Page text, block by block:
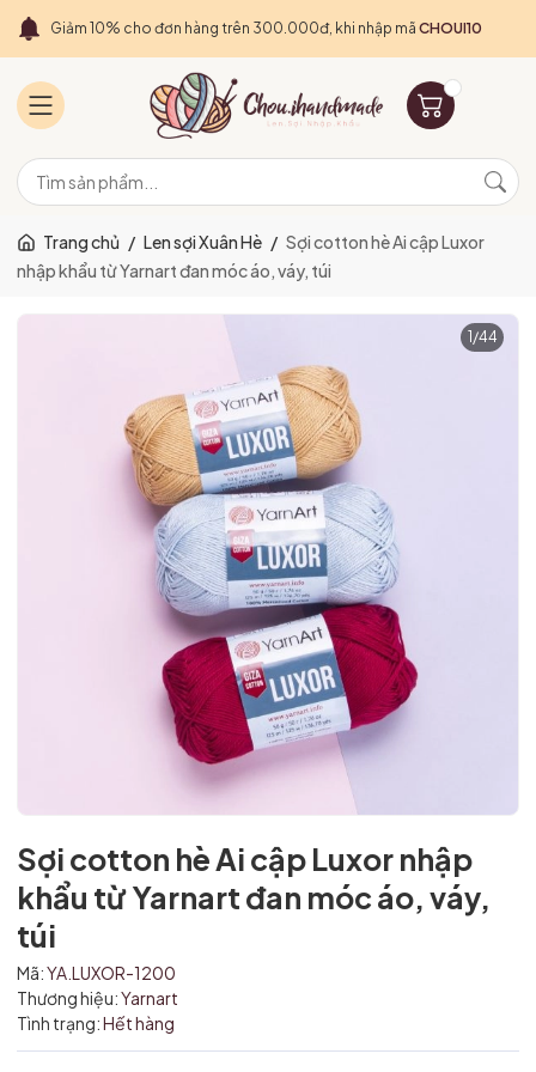
Giảm 10% cho đơn hàng trên 300.000đ, khi nhập mã CHOUI10
Trang chủ / Len sợi Xuân Hè / Sợi cotton hè Ai cập Luxor
nhập khẩu từ Yarnart đan móc áo, váy, túi
1 /44
Sợi cotton hè Ai cập Luxor nhập
khẩu từ Yarnart đan móc áo, váy,
túi
Mã:YA.LUXOR-1200
Thương hiệu:Yarnart
Tình trạng:Hết hàng